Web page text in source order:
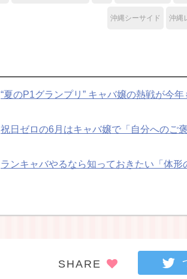
沖縄シーサイド 沖縄
“夏のP1グランプリ” キャバ嬢の熱戦が今年
祝日ゼロの6月はキャバ嬢で「自分へのご
ランキャバやるなら知っておきたい「体形
SHARE